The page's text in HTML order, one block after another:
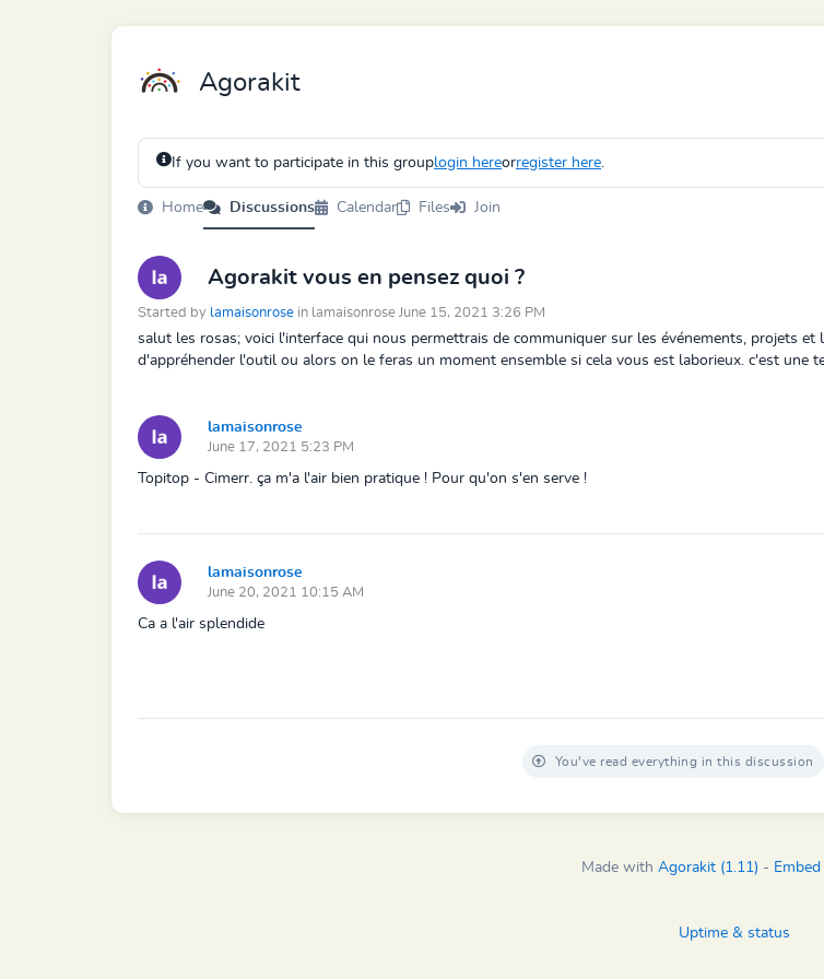
Agorakit
If you want to participate in this grouplogin hereorregister here.
Home Discussions Calendar Files Join
Agorakit vous en pensez quoi ?
Started by lamaisonrose in lamaisonrose June 15, 2021 3:26 PM
salut les rosas; voici l'interface qui nous permettrais de communiquer sur les événements, projets et
d'appréhender l'outil ou alors on le feras un moment ensemble si cela vous est laborieux. c'est une
lamaisonrose
June 17, 2021 5:23 PM
Topitop - Cimerr. ça m'a l'air bien pratique ! Pour qu'on s'en serve !
lamaisonrose
June 20, 2021 10:15 AM
Ca a l'air splendide
You've read everything in this discussion
Made with Agorakit (1.11) -
Uptime & status